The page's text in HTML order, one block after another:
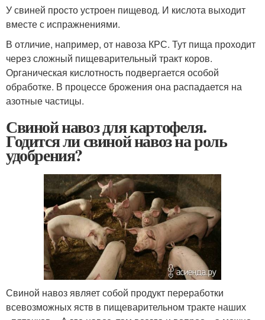
У свиней просто устроен пищевод. И кислота выходит
вместе с испражнениями.
В отличие, например, от навоза КРС. Тут пища проходит
через сложный пищеварительный тракт коров.
Органическая кислотность подвергается особой
обработке. В процессе брожения она распадается на
азотные частицы.
Свиной навоз для картофеля.
Годится ли свиной навоз на роль
удобрения?
Свиной навоз являет собой продукт переработки
всевозможных яств в пищеварительном тракте наших